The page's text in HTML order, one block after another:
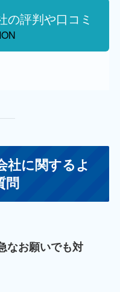
の評判や口コミ
社に関するよ
問
なお願いでも対